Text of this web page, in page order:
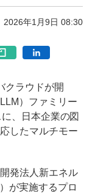
2026年1月9日 08:30
クラウドが開
）ファミリー
、日本企業の図
したマルチモー
発法人新エネル
が実施するプロ